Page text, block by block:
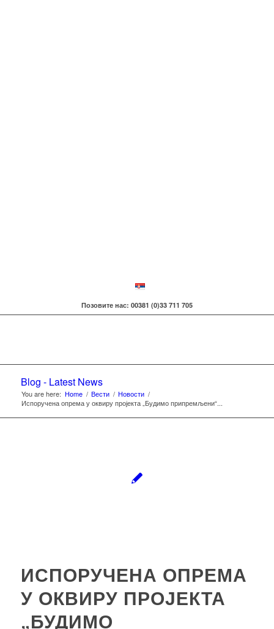
Позовите нас: 00381 (0)33 711 705
Blog - Latest News
You are here: Home / Вести / Новости /
Испоручена опрема у оквиру пројекта „Будимо припремљени“...
ИСПОРУЧЕНА ОПРЕМА
У ОКВИРУ ПРОЈЕКТА
„БУДИМО